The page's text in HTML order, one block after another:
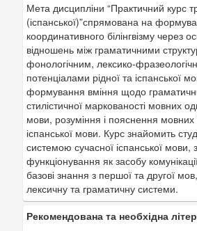
Мета дисципліни “Практичний курс
(іспанської)”спрямована на
координативного білінгвізму через
відношень між граматичними
фонологічним, лексико-
потенціалами рідної та іспанської
формування вміння щодо
стилістичної маркованості мовних
мови, розуміння і пояснення
іспанської мови. Курс знайомить
системою сучасної іспанської мови,
функціонування як засобу
базові знання з першої та другої мов,
лексичну та граматичну системи.
Рекомендована та необхідна